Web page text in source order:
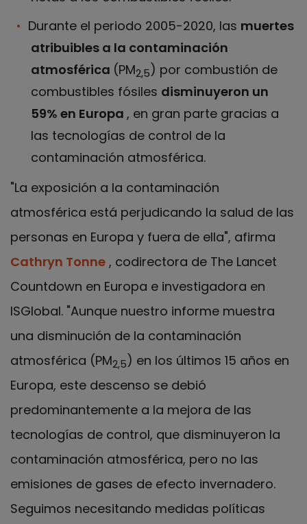
Durante el periodo 2005-2020, las muertes
atribuibles a la contaminación
atmosférica (PM2,5) por combustión de
combustibles fósiles disminuyeron un
59% en Europa , en gran parte gracias a
las tecnologías de control de la
contaminación atmosférica.
"La exposición a la contaminación
atmosférica está perjudicando la salud de las
personas en Europa y fuera de ella", afirma
Cathryn Tonne , codirectora de The Lancet
Countdown en Europa e investigadora en
ISGlobal. "Aunque nuestro informe muestra
una disminución de la contaminación
atmosférica (PM2,5) en los últimos 15 años en
Europa, este descenso se debió
predominantemente a la mejora de las
tecnologías de control, que disminuyeron la
contaminación atmosférica, pero no las
emisiones de gases de efecto invernadero.
Seguimos necesitando medidas políticas